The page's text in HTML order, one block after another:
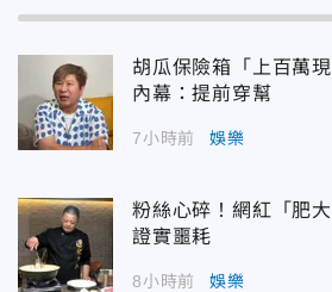
胡瓜保險箱「上百萬
內幕：提前穿幫
7小時前 娛樂
粉絲心碎！網紅「肥
證實噩耗
8小時前 娛樂